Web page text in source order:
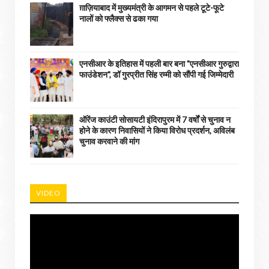
ग़ाज़ियाबाद में मुख्यमंत्री के आगमन से पहले टूटे-फूटे
नालों को फ्लैक्स से ढका गया
एनसीआर के इतिहास में पहली बार बना "एनसीआर गुरुद्वारा
फाउंडेशन", डॉ गुरप्रीत सिंह रम्मी को सौंपी गई जिम्मेदारी
ऑरेंज काउंटी सोसायटी इंदिरापुरम में 7 वर्षों से चुनाव न
होने के कारण निवासियों ने किया विरोध प्रदर्शन, अविलंब
चुनाव करवाने की मांग
VIDEO